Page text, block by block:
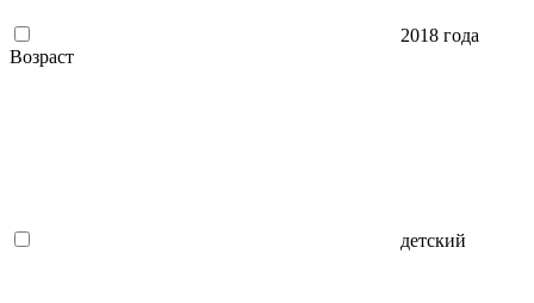
2018 года
Возраст
детский